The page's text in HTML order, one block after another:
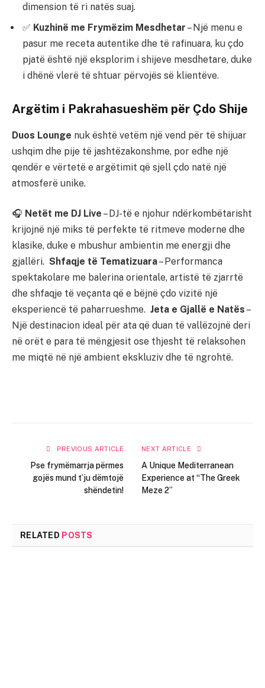
dimension të ri natës suaj.
✅ Kuzhinë me Frymëzim Mesdhetar – Një menu e
pasur me receta autentike dhe të rafinuara, ku çdo
pjatë është një eksplorim i shijeve mesdhetare, duke
i dhënë vlerë të shtuar përvojës së klientëve.
Argëtim i Pakrahasueshëm për Çdo Shije
Duos Lounge nuk është vetëm një vend për të shijuar
ushqim dhe pije të jashtëzakonshme, por edhe një
qendër e vërtetë e argëtimit që sjell çdo natë një
atmosferë unike.
🎧 Netët me DJ Live – DJ-të e njohur ndërkombëtarisht
krijojnë një miks të perfekte të ritmeve moderne dhe
klasike, duke e mbushur ambientin me energji dhe
gjallëri. Shfaqje të Tematizuara– Performanca
spektakolare me balerina orientale, artistë të zjarrtë
dhe shfaqje të veçanta që e bëjnë çdo vizitë një
eksperiencë të paharrueshme. Jeta e Gjallë e Natës –
Një destinacion ideal për ata që duan të vallëzojnë deri
në orët e para të mëngjesit ose thjesht të relaksohen
me miqtë në një ambient ekskluziv dhe të ngrohtë.
PREVIOUS ARTICLE
Pse frymëmarrja përmes
gojës mund t’ju dëmtojë
shëndetin!
NEXT ARTICLE
A Unique Mediterranean
Experience at “The Greek
Meze 2”
RELATED POSTS